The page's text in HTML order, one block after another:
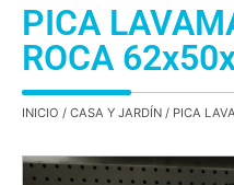
PICA
ROCA
INICIO / CASA Y JARDÍN / PICA